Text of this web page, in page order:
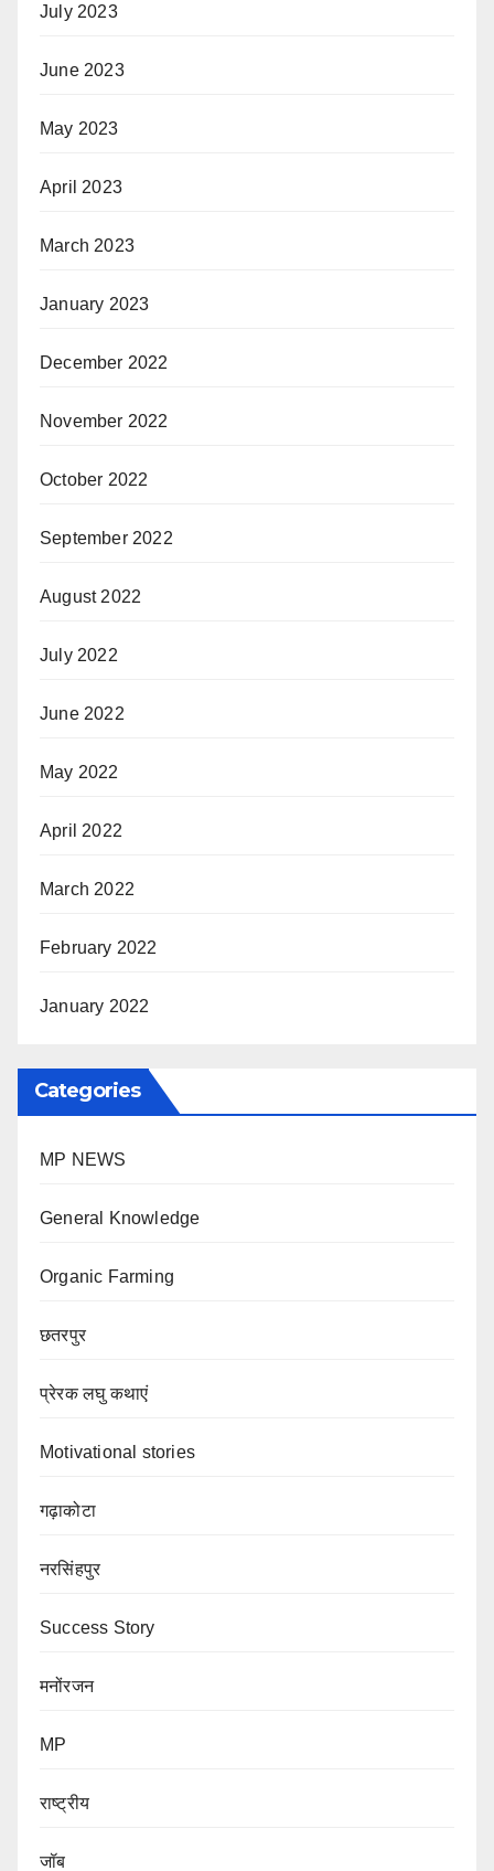
July 2023
June 2023
May 2023
April 2023
March 2023
January 2023
December 2022
November 2022
October 2022
September 2022
August 2022
July 2022
June 2022
May 2022
April 2022
March 2022
February 2022
January 2022
Categories
MP NEWS
General Knowledge
Organic Farming
छतरपुर
प्रेरक लघु कथाएं
Motivational stories
गढ़ाकोटा
नरसिंहपुर
Success Story
मनोंरजन
MP
राष्ट्रीय
जॉब